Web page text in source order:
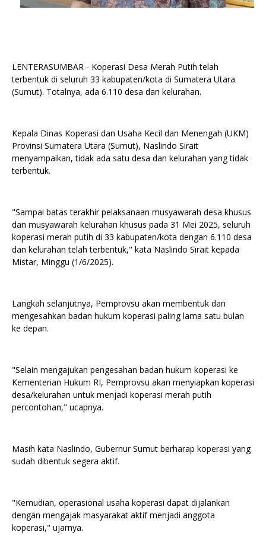
LENTERASUMBAR - Koperasi Desa Merah Putih telah
terbentuk di seluruh 33 kabupaten/kota di Sumatera Utara
(Sumut). Totalnya, ada 6.110 desa dan kelurahan.
Kepala Dinas Koperasi dan Usaha Kecil dan Menengah (UKM)
Provinsi Sumatera Utara (Sumut), Naslindo Sirait
menyampaikan, tidak ada satu desa dan kelurahan yang tidak
terbentuk.
"Sampai batas terakhir pelaksanaan musyawarah desa khusus
dan musyawarah kelurahan khusus pada 31 Mei 2025, seluruh
koperasi merah putih di 33 kabupaten/kota dengan 6.110 desa
dan kelurahan telah terbentuk," kata Naslindo Sirait kepada
Mistar, Minggu (1/6/2025).
Langkah selanjutnya, Pemprovsu akan membentuk dan
mengesahkan badan hukum koperasi paling lama satu bulan
ke depan.
"Selain mengajukan pengesahan badan hukum koperasi ke
Kementerian Hukum RI, Pemprovsu akan menyiapkan koperasi
desa/kelurahan untuk menjadi koperasi merah putih
percontohan," ucapnya.
Masih kata Naslindo, Gubernur Sumut berharap koperasi yang
sudah dibentuk segera aktif.
"Kemudian, operasional usaha koperasi dapat dijalankan
dengan mengajak masyarakat aktif menjadi anggota
koperasi," ujarnya.